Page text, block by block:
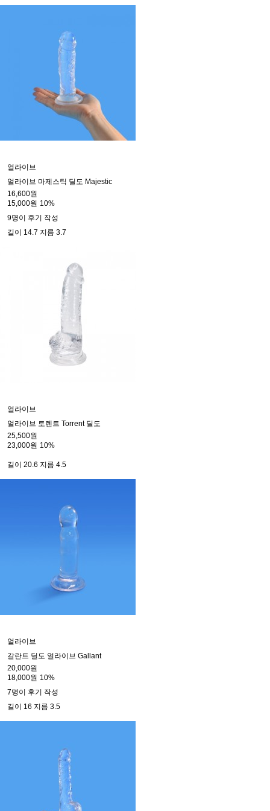
얼라이브
얼라이브 마제스틱 딜도 Majestic
16,600원
15,000원 10%
9명이 후기 작성
길이 14.7 지름 3.7
얼라이브
얼라이브 토렌트 Torrent 딜도
25,500원
23,000원 10%
길이 20.6 지름 4.5
얼라이브
갈란트 딜도 얼라이브 Gallant
20,000원
18,000원 10%
7명이 후기 작성
길이 16 지름 3.5